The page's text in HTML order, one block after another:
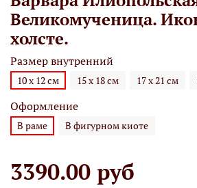
Великомученица.
холсте.
Размер внутренний
10 х 12 см 15 х 18 см 17 х 21 см
Оформление
В раме В фигурном киоте
3390.00 руб